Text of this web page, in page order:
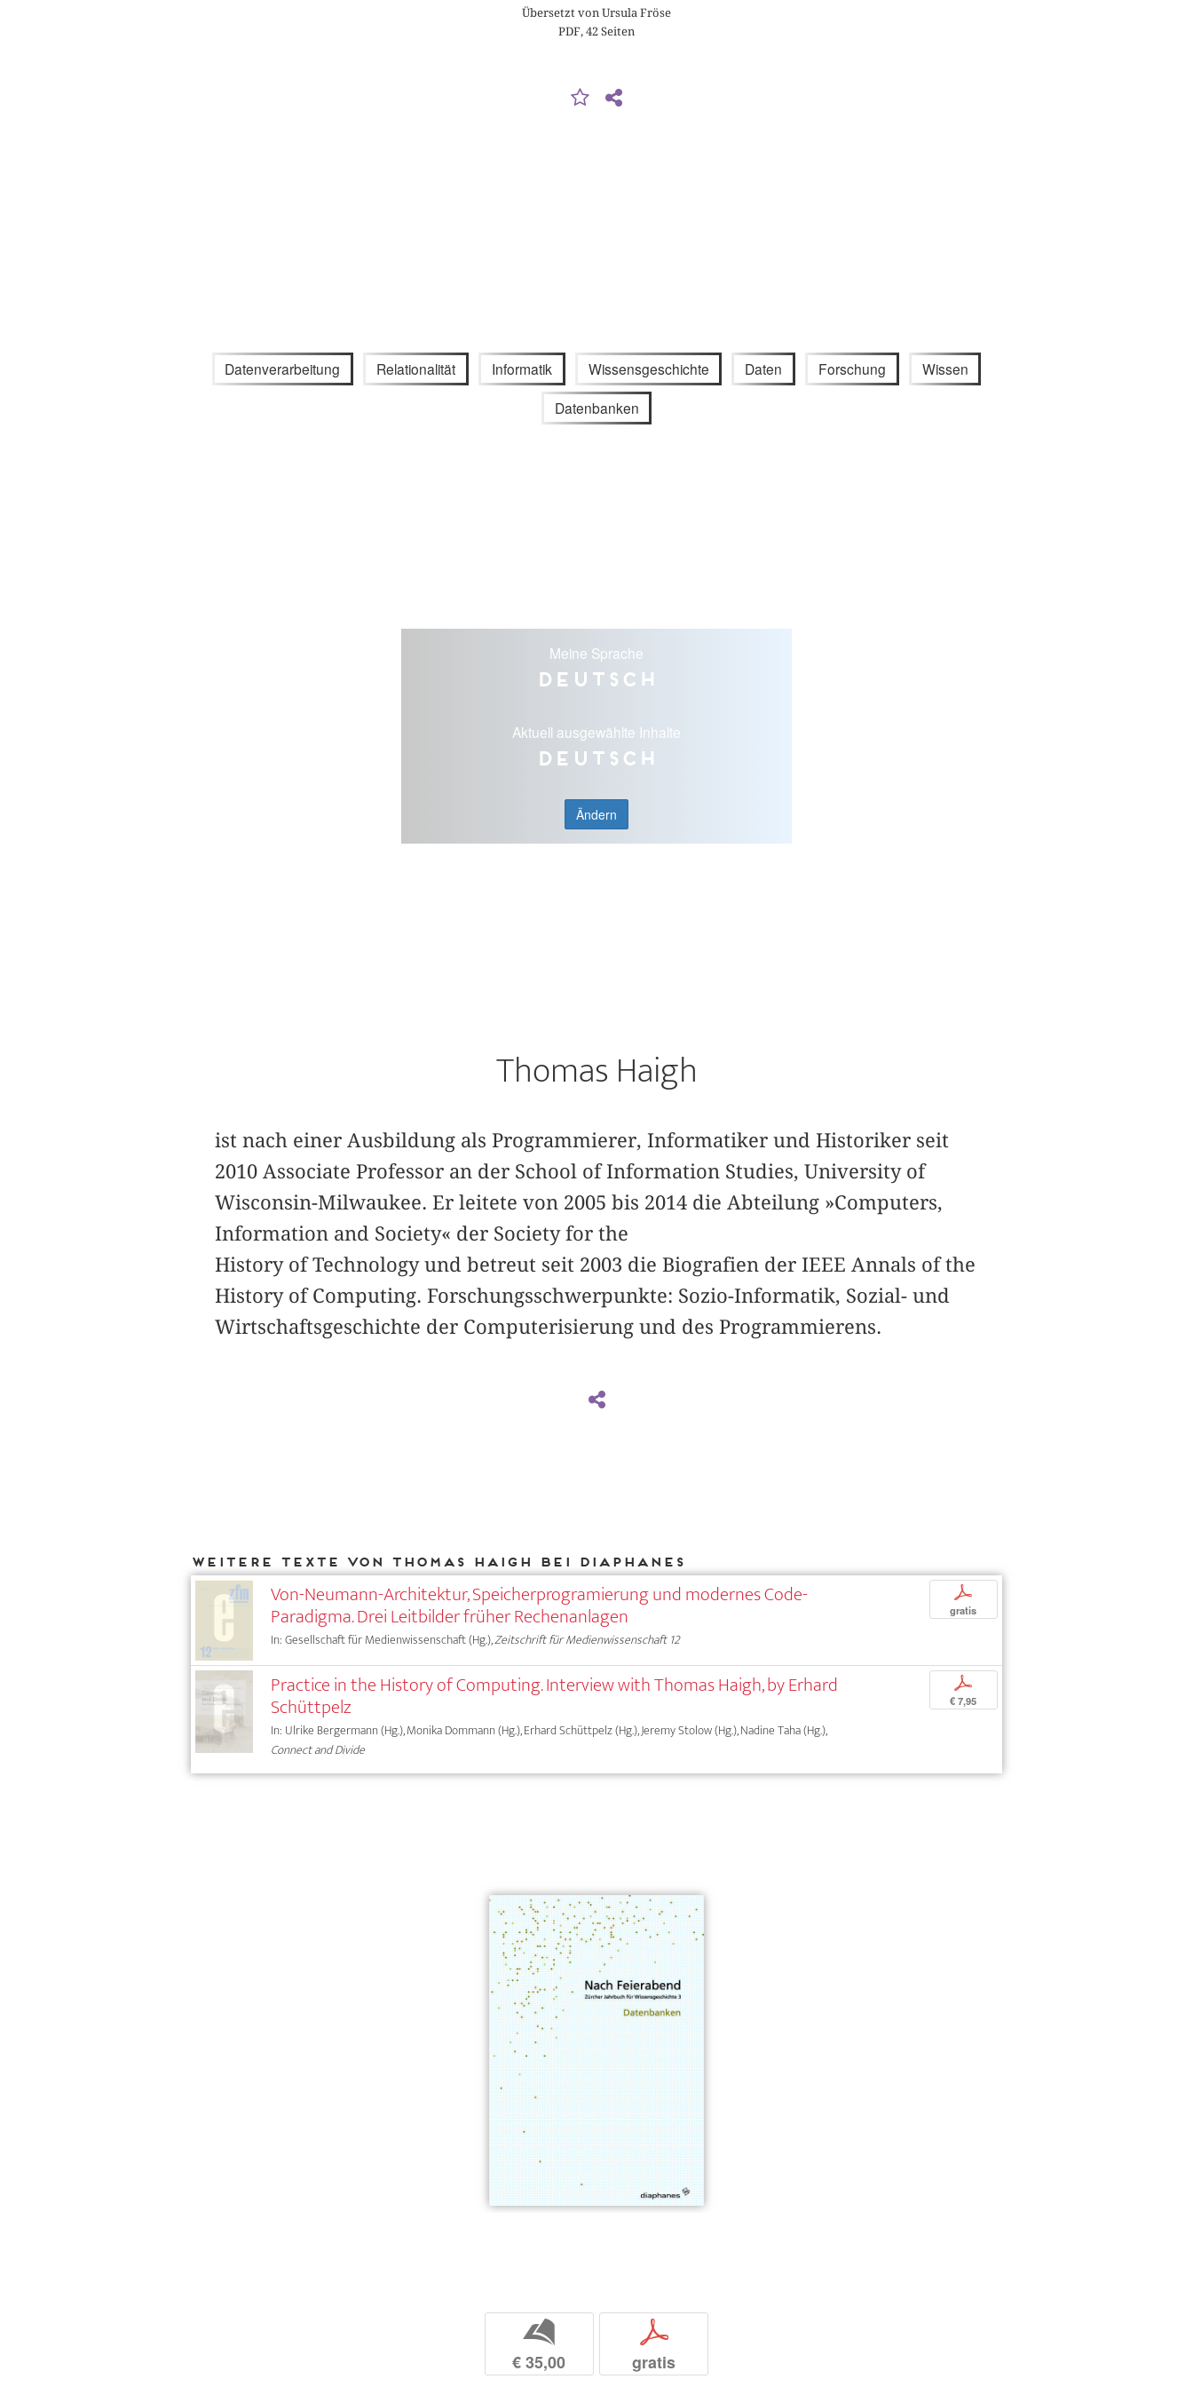
Übersetzt von Ursula Fröse
PDF, 42 Seiten
Datenverarbeitung Relationalität Informatik Wissensgeschichte Daten Forschung Wissen
Datenbanken
Meine Sprache
Deutsch
Aktuell ausgewählte Inhalte
Deutsch
Ändern
Thomas Haigh
ist nach einer Ausbildung als Programmierer, Informatiker und Historiker seit
2010 Associate Professor an der School of Information Studies, University of
Wisconsin-Milwaukee. Er leitete von 2005 bis 2014 die Abteilung »Computers,
Information and Society« der Society for the
History of Technology und betreut seit 2003 die Biografien der IEEE Annals of the
History of Computing. Forschungsschwerpunkte: Sozio-Informatik, Sozial- und
Wirtschaftsgeschichte der Computerisierung und des Programmierens.
Weitere Texte von Thomas Haigh bei DIAPHANES
Von-Neumann-Architektur, Speicherprogramierung und modernes Code-
Paradigma. Drei Leitbilder früher Rechenanlagen
In: Gesellschaft für Medienwissenschaft (Hg.),Zeitschrift für Medienwissenschaft 12
p
gratis
Practice in the History of Computing. Interview with Thomas Haigh, by Erhard
Schüttpelz
In: Ulrike Bergermann (Hg.), Monika Dommann (Hg.), Erhard Schüttpelz (Hg.), Jeremy Stolow (Hg.), Nadine Taha (Hg.),
Connect and Divide
p
€ 7,95
b
€ 35,00
p
gratis